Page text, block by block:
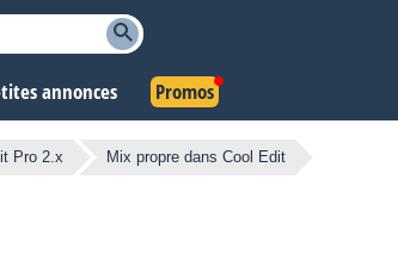
annonces Promos
Pro 2.x Mix propre dans Cool Edit